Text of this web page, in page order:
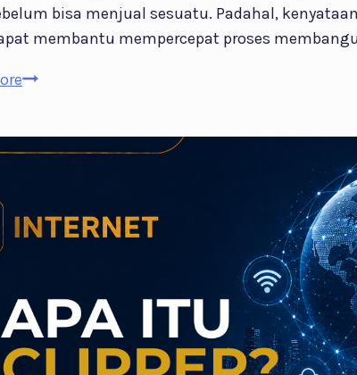
bisa menjual sesuatu. Padahal,
membantu mempercepat proses
7
Bisnis
Tanpa
dari
Nol